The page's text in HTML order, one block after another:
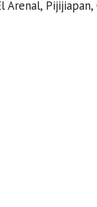
Pijijiapan,